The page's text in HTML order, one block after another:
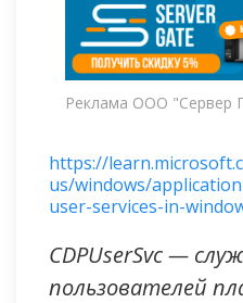
Реклама ООО "Сервер
https://
us/windows/
user-services-in-
CDPUserSvc —
пользователей